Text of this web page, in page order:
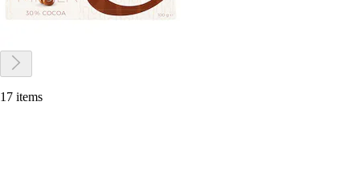
17 items